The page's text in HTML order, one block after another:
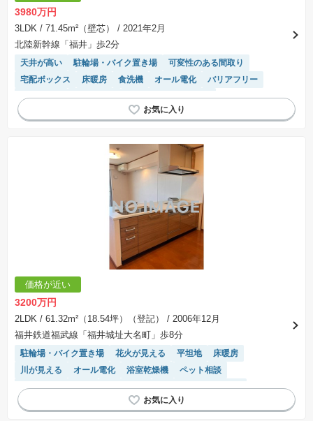
3980万円
3LDK / 71.45m²（壁芯）
/ 2021年2月
北陸新幹線「福井」歩2分
天井が高い 駐輪場・バイク置き場
可変性のある間取り
宅配ボックス
床暖房 食洗機 オール電化
バリアフリー
浴室乾燥機
ペット相談
２４時間ゴミ捨て可能
IHクッキングヒーター
モニター付きインターホン
価格が近い
3200万円
2LDK / 61.32m²（18.54坪）（登記）
/ 2006年12月
福井鉄道福武線「福井城址大名町」歩8分
駐輪場・バイク置き場 花火が見える 平坦地
床暖房
川が見える
オール電化 浴室乾燥機
ペット相談
駐車場(普通車)あり
駐車場空き
IHクッキングヒーター
エレベーター
システムキッチン